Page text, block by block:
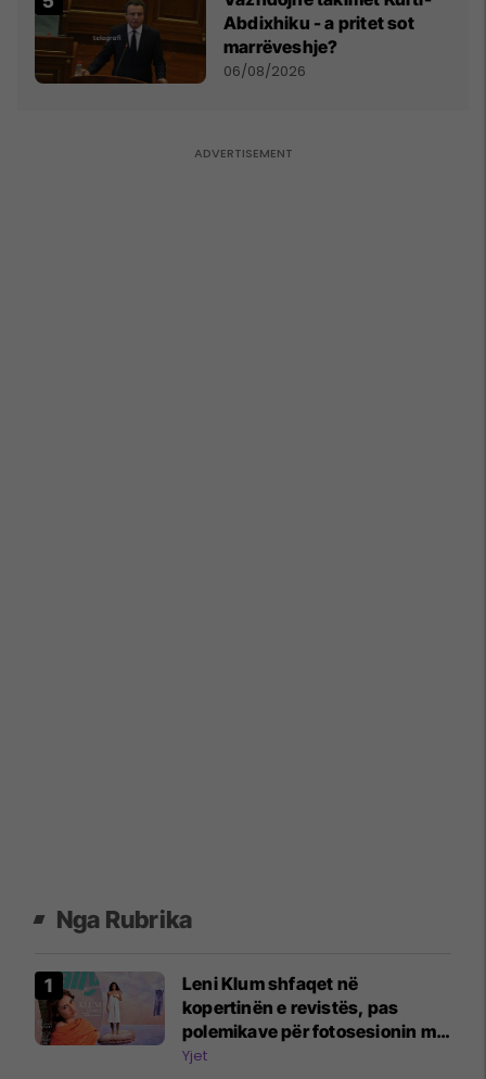
Abdixhiku - a pritet sot
marrëveshje?
06/08/2026
Nga Rubrika
Leni Klum shfaqet në
kopertinën e revistës, pas
polemikave për fotosesionin me
nënën Heidi Klum
Yjet